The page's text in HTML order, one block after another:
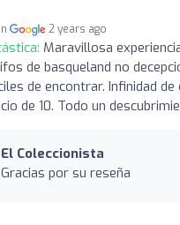
2 years ago
Maravillosa
de basqueland no
de encontrar. Infinidad de
de 10. Todo un
El Coleccionista
Gracias por su reseña